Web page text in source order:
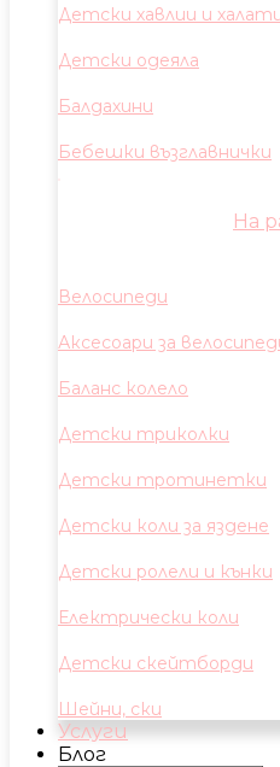
Детски хавлии и
Детски одеяла
Балдахини
Бебешки възглавнички
На
Велосипеди
Аксесоари за
Баланс колело
Детски триколки
Детски тротинетки
Детски коли за яздене
Детски ролели и кънки
Електрически коли
Детски скейтборди
Шейни, ски
Услуги
Блог